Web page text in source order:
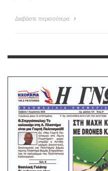
Διαβάστε περισσότερα